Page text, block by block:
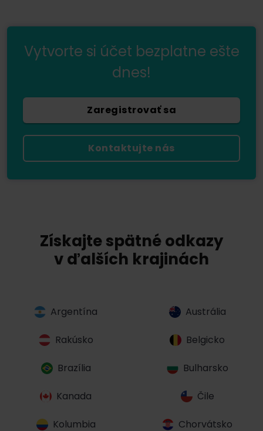
Vytvorte si účet bezplatne ešte
dnes!
Zaregistrovať sa
Kontaktujte nás
Získajte spätné odkazy
v ďalších krajinách
Argentína Austrália
Rakúsko Belgicko
Brazília Bulharsko
Kanada Čile
Kolumbia Chorvátsko